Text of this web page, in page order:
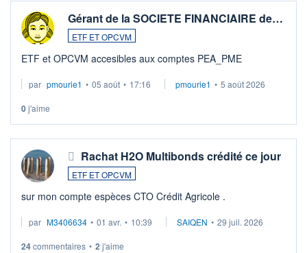
Gérant de la SOCIETE FINANCIAIRE de…
ETF ET OPCVM
ETF et OPCVM accesibles aux comptes PEA_PME
par pmourie1 • 05 août • 17:16 pmourie1 • 5 août 2026
0j'aime
Rachat H2O Multibonds crédité ce jour
ETF ET OPCVM
sur mon compte espèces CTO Crédit Agricole .
par M3406634 • 01 avr. • 10:39 SAIQEN • 29 juil. 2026
24commentaires • 2 j'aime